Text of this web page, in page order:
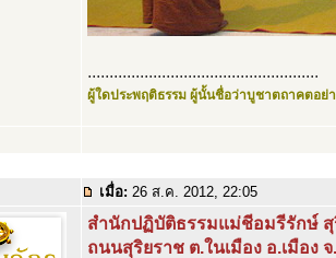
.....................................................
ผู้ใดประพฤติธรรม ผู้นั้นชื่อว่าบูชาตถาคตอย่า
เมื่อ: 26 ส.ค. 2012, 22:05
สำนักปฏิบัติธรรมแม่ชีอมรีรักษ์
ถนนสุริยราช ต.ในเมือง อ.เมือง